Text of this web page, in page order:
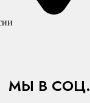
МЫ В